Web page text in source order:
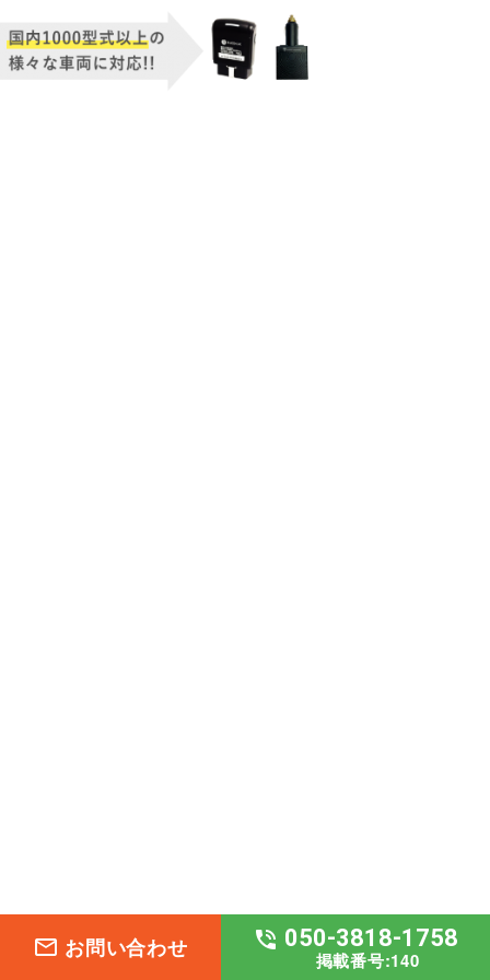
mail_outline お問い合わせ phone_in_talk 050-3818-1758
掲載番号:140